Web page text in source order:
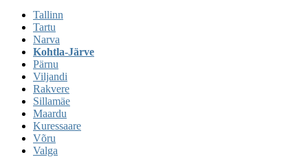
Tallinn
Tartu
Narva
Kohtla-Järve
Pärnu
Viljandi
Rakvere
Sillamäe
Maardu
Kuressaare
Võru
Valga